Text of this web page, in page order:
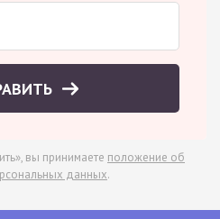
вы принимаете положение об
данных.